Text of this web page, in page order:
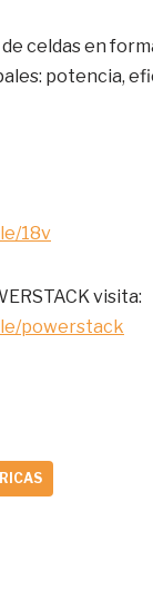
celdas en
potencia,
18v
visita:
powerstack